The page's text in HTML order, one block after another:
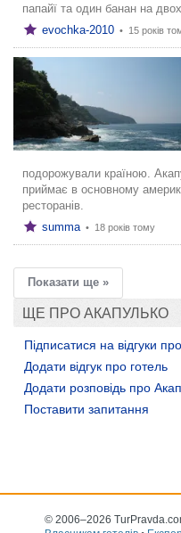
папайї та один банан на
evochka-2010 • 15 років
подорожували країною.
приймає в основному
ресторанів.
summa • 18 років тому
Показати ще »
ЩЕ ПРО АКАПУЛЬКО
Підписатися на відгуки
Додати відгук про готель
Додати розповідь про
Поставити запитання
© 2006–2026